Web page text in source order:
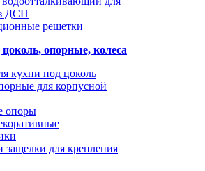
ДСП
решетки
опорные, колеса
кухни под цоколь
для корпусной
опоры
для крепления